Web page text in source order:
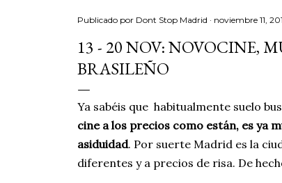
Publicado por Dont Stop Madrid noviembre 11,
13 - 20 NOV: NOVOCINE,
BRASILEÑO
Ya sabéis que habitualmente suelo
cine a los precios como están, es ya
asiduidad. Por suerte Madrid es la
diferentes y a precios de risa. De